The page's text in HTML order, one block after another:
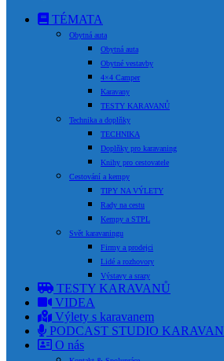
TÉMATA
Obytná auta
Obytná auta
Obytné vestavby
4×4 Camper
Karavany
TESTY KARAVANŮ
Technika a doplňky
TECHNIKA
Doplňky pro karavaning
Knihy pro cestovatele
Cestování a kempy
TIPY NA VÝLETY
Rady na cestu
Kempy a STPL
Svět karavaningu
Firmy a prodejci
Lidé a rozhovory
Výstavy a srazy
TESTY KARAVANŮ
VIDEA
Výlety s karavanem
PODCAST STUDIO KARAVAN
O nás